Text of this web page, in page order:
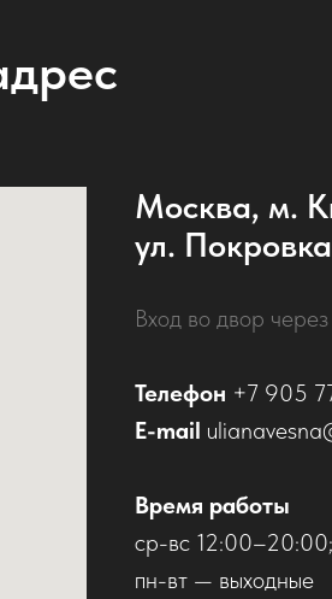
Москва, м.
ул.
Вход во двор
Телефон +7 905
E-mail
Время работы
ср-вс 12:00–20:00;
пн-вт — выходные